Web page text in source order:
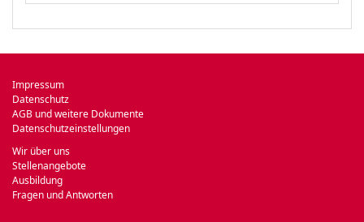
Impressum
Datenschutz
AGB und weitere Dokumente
Datenschutzeinstellungen
Wir über uns
Stellenangebote
Ausbildung
Fragen und Antworten